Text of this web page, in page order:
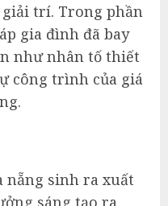
trí. Trong phần
gia đình đã bay
như nhân tố thiết
công trình của giá
nẵng sinh ra xuất
sáng tạo ra